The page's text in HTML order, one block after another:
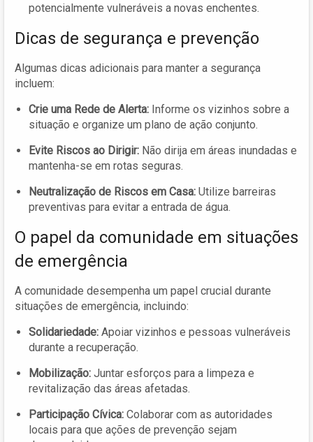
potencialmente vulneráveis a novas enchentes.
Dicas de segurança e prevenção
Algumas dicas adicionais para manter a segurança
incluem:
Crie uma Rede de Alerta: Informe os vizinhos sobre a
situação e organize um plano de ação conjunto.
Evite Riscos ao Dirigir: Não dirija em áreas inundadas e
mantenha-se em rotas seguras.
Neutralização de Riscos em Casa: Utilize barreiras
preventivas para evitar a entrada de água.
O papel da comunidade em situações
de emergência
A comunidade desempenha um papel crucial durante
situações de emergência, incluindo:
Solidariedade: Apoiar vizinhos e pessoas vulneráveis
durante a recuperação.
Mobilização: Juntar esforços para a limpeza e
revitalização das áreas afetadas.
Participação Cívica: Colaborar com as autoridades
locais para que ações de prevenção sejam